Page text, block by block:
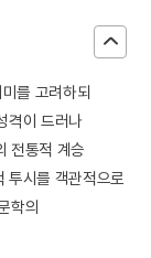
를 고려하되
격이 드러나
전통적 계승
투시를 객관적으로
학의